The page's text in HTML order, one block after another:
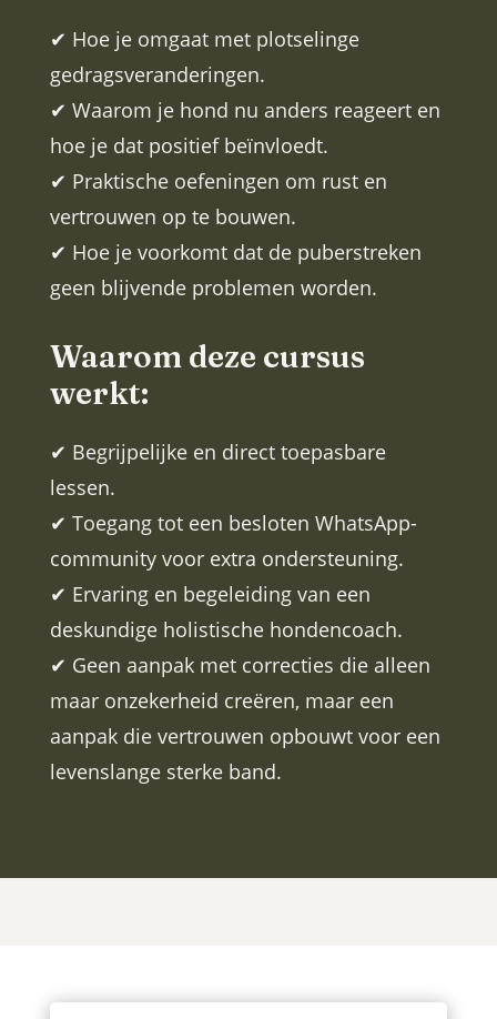
✔ Hoe je omgaat met plotselinge
gedragsveranderingen.
✔ Waarom je hond nu anders reageert en
hoe je dat positief beïnvloedt.
✔ Praktische oefeningen om rust en
vertrouwen op te bouwen.
✔ Hoe je voorkomt dat de puberstreken
geen blijvende problemen worden.
Waarom deze cursus
werkt:
✔ Begrijpelijke en direct toepasbare
lessen.
✔ Toegang tot een besloten WhatsApp-
community voor extra ondersteuning.
✔ Ervaring en begeleiding van een
deskundige holistische hondencoach.
✔ Geen aanpak met correcties die alleen
maar onzekerheid creëren, maar een
aanpak die vertrouwen opbouwt voor een
levenslange sterke band.